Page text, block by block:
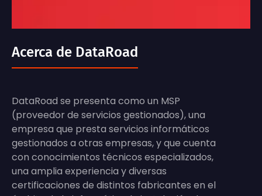
Acerca de DataRoad
DataRoad se presenta como un MSP
(proveedor de servicios gestionados), una
empresa que presta servicios informáticos
gestionados a otras empresas, y que cuenta
con conocimientos técnicos especializados,
una amplia experiencia y diversas
certificaciones de distintos fabricantes en el